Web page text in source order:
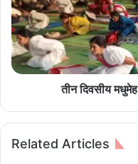
के
नी
चे
बे
च
रा
सी
य
म
धु
मे
वा
तीन दिवसीय
Related Articles